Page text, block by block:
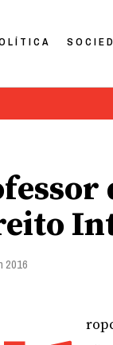
2016